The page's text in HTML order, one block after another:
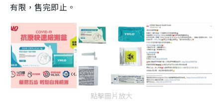
有限，售完即止。
點擊圖片放大